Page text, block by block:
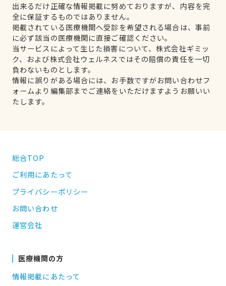
出来るだけ正確な情報掲載に努めておりますが、内容を完
全に保証するものではありません。
掲載されている医療機関へ受診を希望される場合は、事前
に必ず該当の医療機関に直接ご確認ください。
当サービスによって生じた損害について、株式会社ギミッ
ク、および株式会社ウェルネスではその賠償の責任を一切
負わないものとします。
情報に誤りがある場合には、お手数ですがお問い合わせフ
ォームより編集部までご連絡をいただけますようお願いい
たします。
総合TOP
ご利用にあたって
プライバシーポリシー
お問い合わせ
運営会社
医療機関の方
情報掲載にあたって